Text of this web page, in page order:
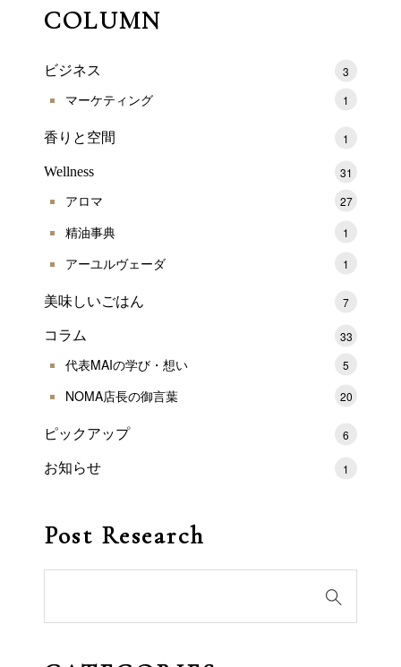
COLUMN
ビジネス 3
マーケティング 1
香りと空間 1
Wellness 31
アロマ 27
精油事典 1
アーユルヴェーダ 1
美味しいごはん 7
コラム 33
代表MAIの学び・想い 5
NOMA店長の御言葉 20
ピックアップ 6
お知らせ 1
Post Research